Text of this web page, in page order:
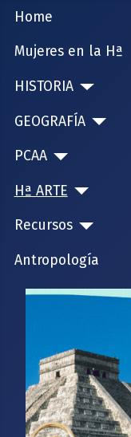
Home
Mujeres en la Hª
HISTORIA
GEOGRAFÍA
PCAA
Hª ARTE
Recursos
Antropología